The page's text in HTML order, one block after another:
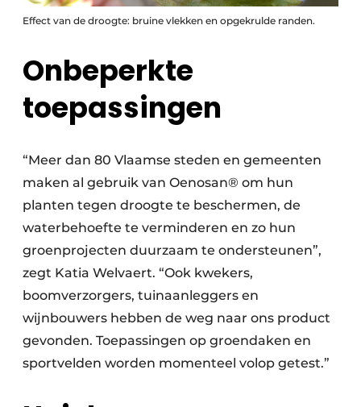
Effect van de droogte: bruine vlekken en opgekrulde randen.
Onbeperkte
toepassingen
“Meer dan 80 Vlaamse steden en gemeenten
maken al gebruik van Oenosan® om hun
planten tegen droogte te beschermen, de
waterbehoefte te verminderen en zo hun
groenprojecten duurzaam te ondersteunen”,
zegt Katia Welvaert. “Ook kwekers,
boomverzorgers, tuinaanleggers en
wijnbouwers hebben de weg naar ons product
gevonden. Toepassingen op groendaken en
sportvelden worden momenteel volop getest.”